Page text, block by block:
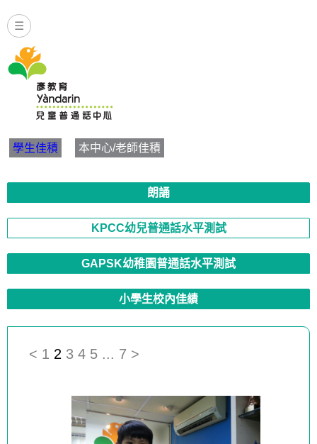
☰
Yandarin - KPCC幼兒普通話水
學生佳積 本中心/老師佳積
朗誦
KPCC幼兒普通話水平測試
GAPSK幼稚園普通話水平測試
小學生校內佳績
< 1 2 3 4 5 ... 7 >